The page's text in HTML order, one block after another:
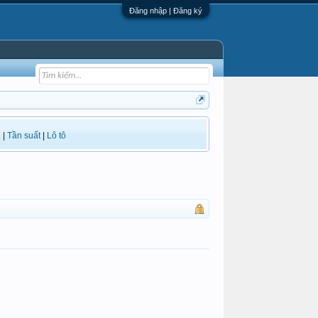
Đăng nhập | Đăng ký
Tần suất| Lô tô